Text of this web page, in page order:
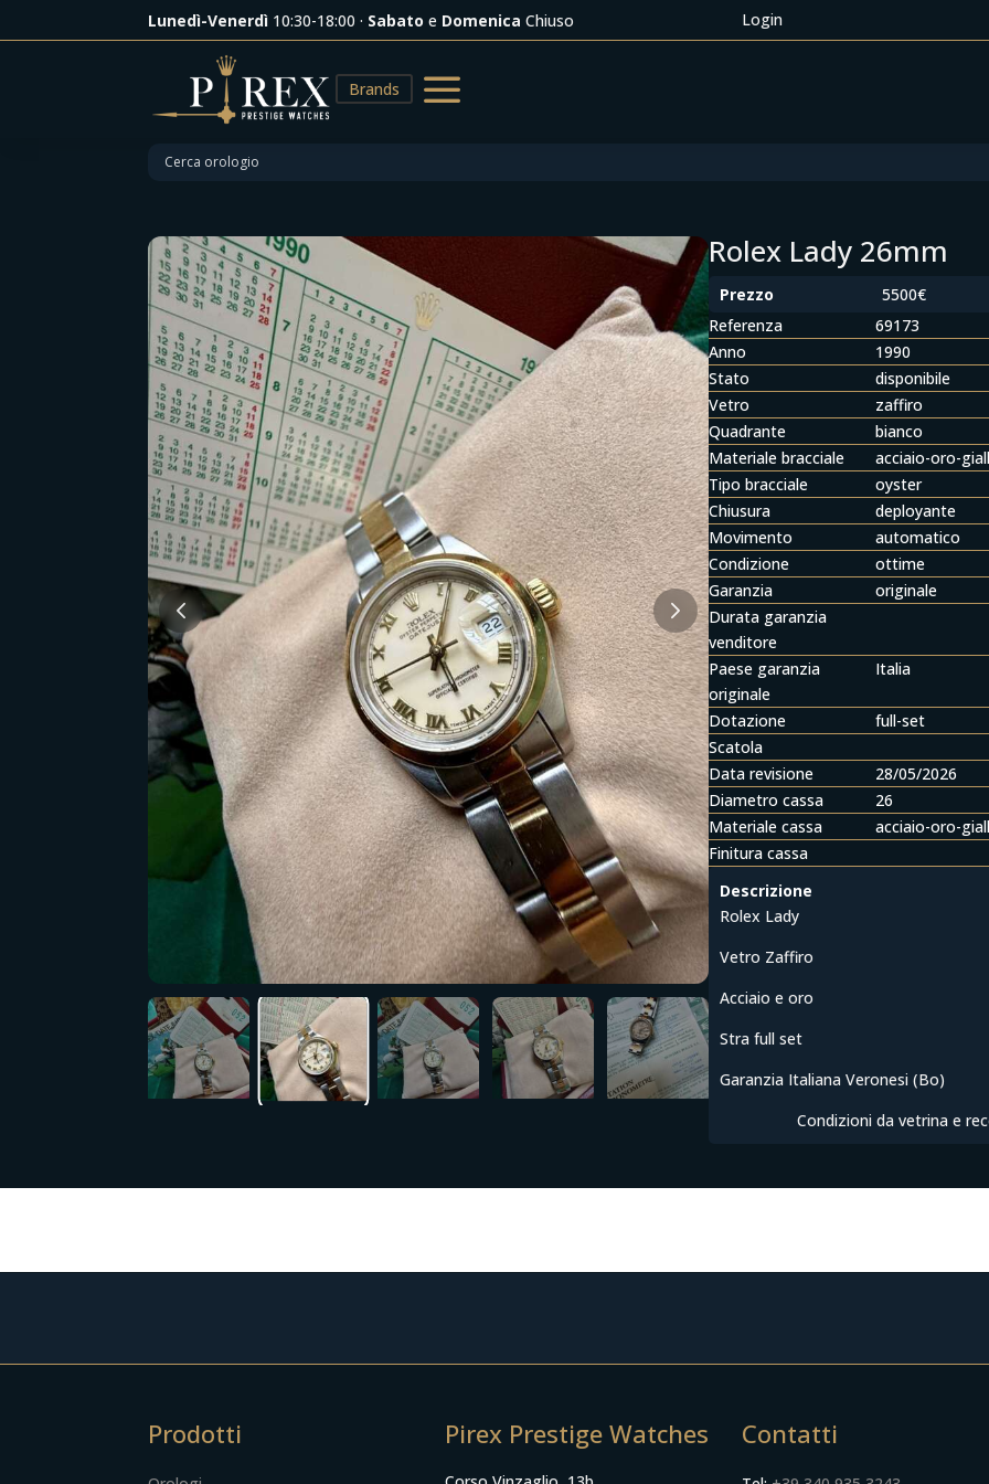
Lunedì-Venerdì 10:30-18:00 · Sabato e Domenica Chiuso Login
Brands a
Rolex Lady 26mm
Prezzo
5500€
Referenza
69173
Anno
1990
Stato
disponibile
Vetro
zaffiro
Quadrante
bianco
Materiale bracciale
acciaio-oro-
Tipo bracciale
oyster
Chiusura
deployante
Movimento
automatico
Condizione
ottime
Garanzia
originale
Durata garanzia
venditore
Paese garanzia
originale
Italia
Dotazione
full-set
Scatola
Data revisione
28/05/2026
Diametro cassa
26
Materiale cassa
acciaio-oro-
Finitura cassa
Descrizione
Rolex Lady
Vetro Zaffiro
Acciaio e oro
Stra full set
Garanzia Italiana Veronesi (Bo)
Condizioni da vetrina e
Prodotti Pirex Prestige Watches Contatti